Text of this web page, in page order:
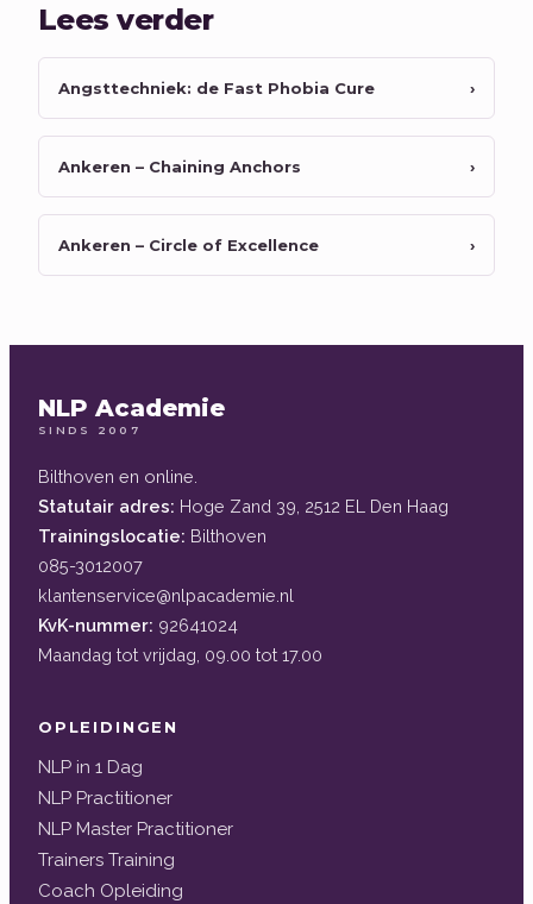
Lees verder
Angsttechniek: de Fast Phobia Cure ›
Ankeren – Chaining Anchors ›
Ankeren – Circle of Excellence ›
NLP Academie
SINDS 2007
Bilthoven en online.
Statutair adres: Hoge Zand 39, 2512 EL Den Haag
Trainingslocatie: Bilthoven
085-3012007
klantenservice@nlpacademie.nl
KvK-nummer: 92641024
Maandag tot vrijdag, 09.00 tot 17.00
OPLEIDINGEN
NLP in 1 Dag
NLP Practitioner
NLP Master Practitioner
Trainers Training
Coach Opleiding